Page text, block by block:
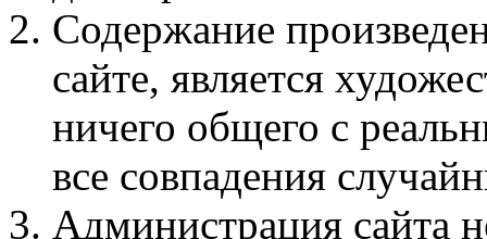
Содержание
сайте, является
ничего общего с
все совпадения
Администрация сайта